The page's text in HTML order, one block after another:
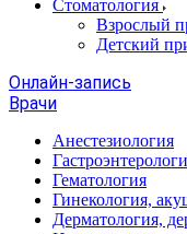
Стоматология
Взрослый
Детский
Онлайн-запись
Врачи
Анестезиология
Гематология
Гинекология,
Дерматология,